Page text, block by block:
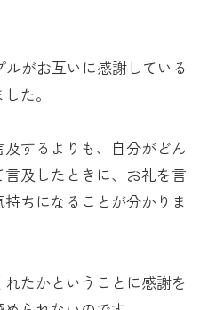
ルがお互いに感謝している
た。
するよりも、自分がどん
及したときに、お礼を言
ちになることが分かりま
たかということに感謝を